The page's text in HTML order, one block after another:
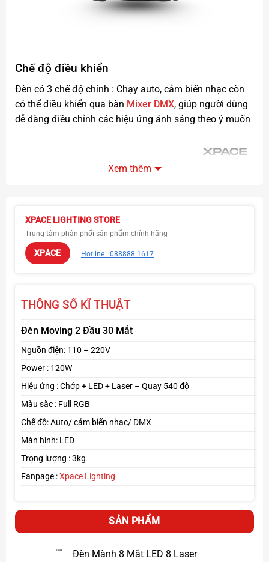
Chế độ điều khiển
Đèn có 3 chế độ chính : Chạy auto, cảm biến nhạc còn
có thể điều khiển qua bàn Mixer DMX, giúp người dùng
dễ dàng điều chỉnh các hiệu ứng ánh sáng theo ý muốn
Thiết kế chắc chắn, dễ lắp đặt
Vỏ nhôm cao cấp, hệ thống tản nhiệt hiệu quả.
Xem thêmĐèn moving
Page :Xpace Lighting
Xem thêm
XPACE LIGHTING STORE
Trung tâm phân phối sản phẩm chính hãng
XPACE Hotline : 088888.1617
THÔNG SỐ KĨ THUẬT
Đèn Moving 2 Đầu 30 Mắt
Nguồn điện: 110 – 220V
Power : 120W
Hiệu ứng : Chớp + LED + Laser – Quay 540 độ
Màu sắc : Full RGB
Chế độ: Auto/ cảm biến nhạc/ DMX
Màn hình: LED
Trọng lượng : 3kg
Fanpage :Xpace Lighting
SẢN PHẨM
Đèn Mành 8 Mắt LED 8 Laser